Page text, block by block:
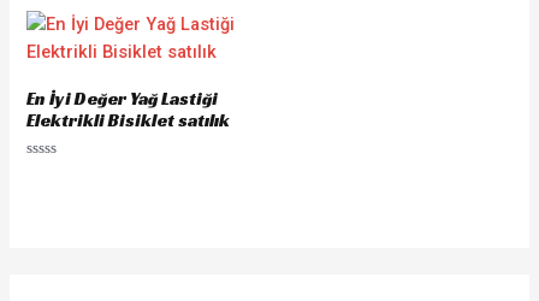
En İyi Değer Yağ Lastiği
Elektrikli Bisiklet satılık